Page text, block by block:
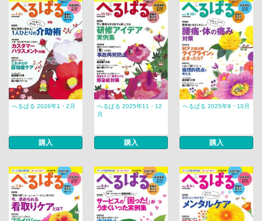
へるぱる 2026年1・2月
購入
へるぱる 2025年11・12
月
購入
へるぱる 2025年9・10月
購入